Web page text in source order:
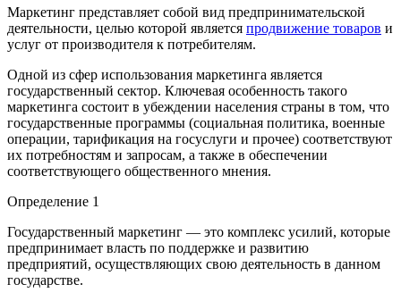
Маркетинг представляет собой вид предпринимательской
деятельности, целью которой является продвижение товаров и
услуг от производителя к потребителям.
Одной из сфер использования маркетинга является
государственный сектор. Ключевая особенность такого
маркетинга состоит в убеждении населения страны в том, что
государственные программы (социальная политика, военные
операции, тарификация на госуслуги и прочее) соответствуют
их потребностям и запросам, а также в обеспечении
соответствующего общественного мнения.
Определение 1
Государственный маркетинг — это комплекс усилий, которые
предпринимает власть по поддержке и развитию
предприятий, осуществляющих свою деятельность в данном
государстве.